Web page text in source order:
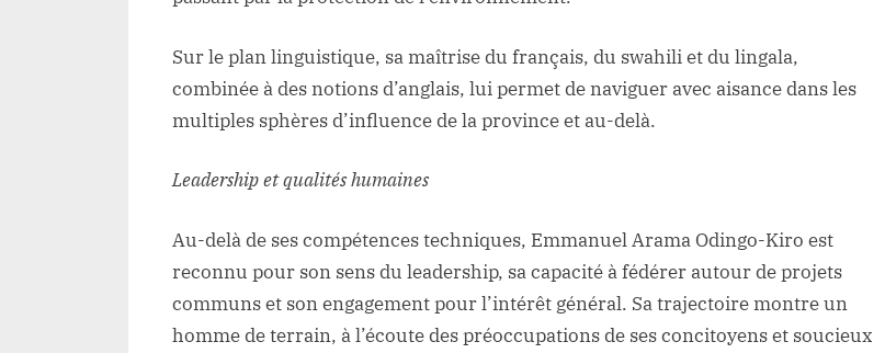
Sur le plan linguistique, sa maîtrise du français, du swahili et du lingala,
combinée à des notions d’anglais, lui permet de naviguer avec aisance dans les
multiples sphères d’influence de la province et au-delà.
Leadership et qualités humaines
Au-delà de ses compétences techniques, Emmanuel Arama Odingo-Kiro est
reconnu pour son sens du leadership, sa capacité à fédérer autour de projets
communs et son engagement pour l’intérêt général. Sa trajectoire montre un
homme de terrain, à l’écoute des préoccupations de ses concitoyens et soucieux